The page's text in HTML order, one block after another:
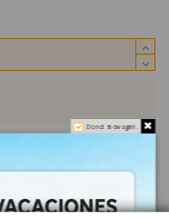
Express
Do not show again.